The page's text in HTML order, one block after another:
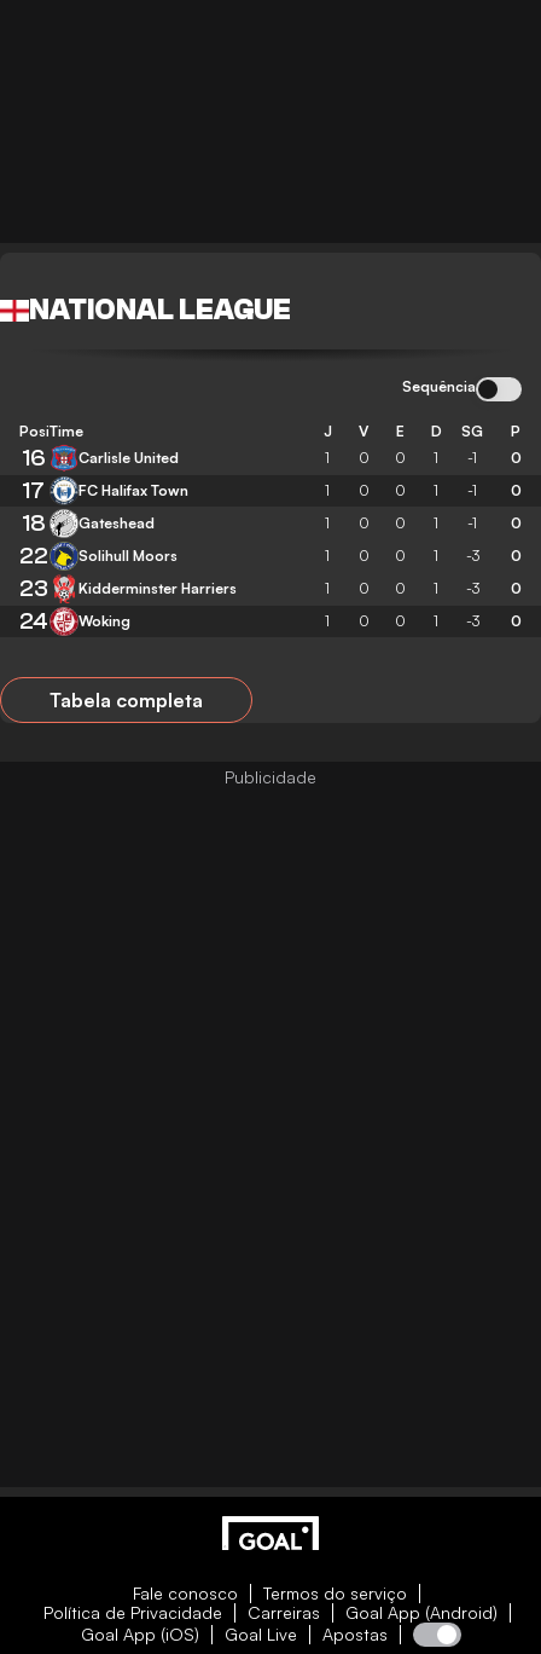
NATIONAL LEAGUE
Sequência
Posição
Time J V E D SG P
16 Carlisle United 1 0 0 1 -1 0
17 FC Halifax Town 1 0 0 1 -1 0
18 Gateshead 1 0 0 1 -1 0
22 Solihull Moors 1 0 0 1 -3 0
23 Kidderminster Harriers 1 0 0 1 -3 0
24 Woking 1 0 0 1 -3 0
Tabela completa
Fale conosco
Termos do serviço
Política de Privacidade
Carreiras
Goal App (Android)
Goal App (iOS)
Goal Live Apostas